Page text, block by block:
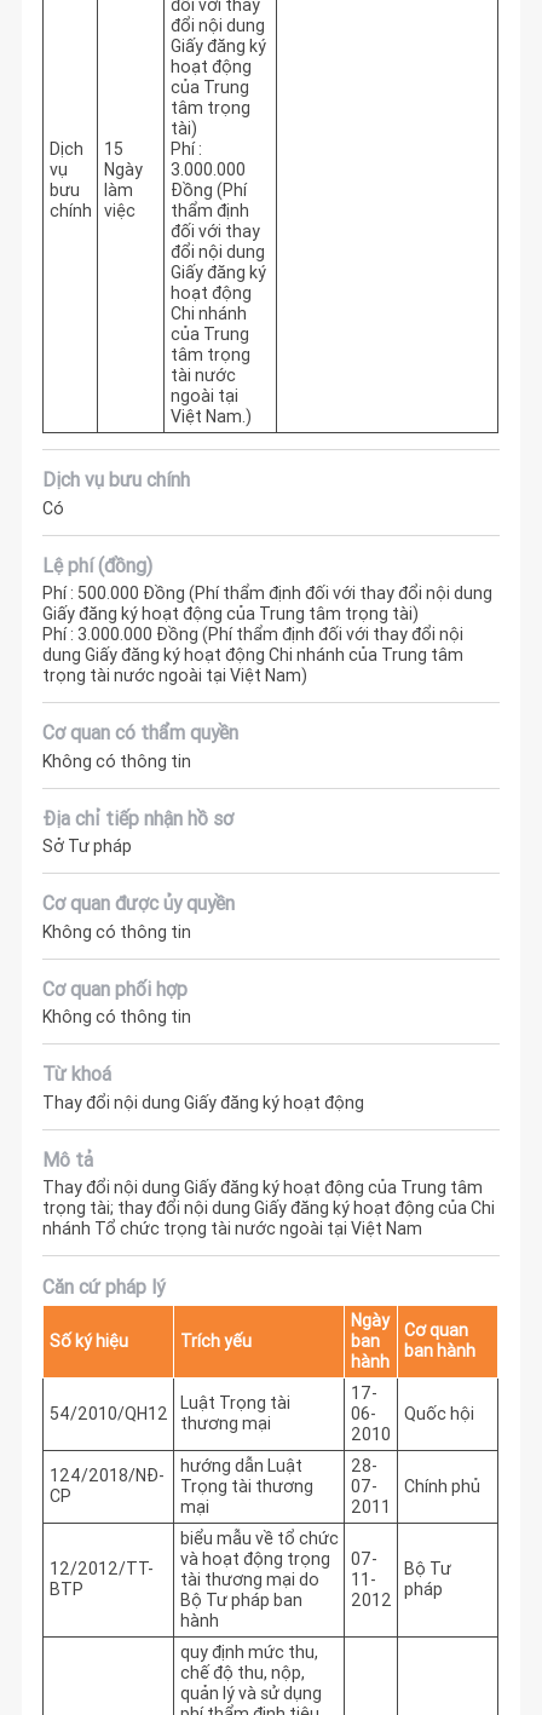
Dịch
vụ
bưu
chính
15
Ngày
làm
việc
đối với thay
đổi nội dung
Giấy đăng ký
hoạt động
của Trung
tâm trọng
tài)
Phí :
3.000.000
Đồng (Phí
thẩm định
đối với thay
đổi nội dung
Giấy đăng ký
hoạt động
Chi nhánh
của Trung
tâm trọng
tài nước
ngoài tại
Việt Nam.)
Dịch vụ bưu chính
Có
Lệ phí (đồng)
Phí : 500.000 Đồng (Phí thẩm định đối với thay đổi nội dung
Giấy đăng ký hoạt động của Trung tâm trọng tài)
Phí : 3.000.000 Đồng (Phí thẩm định đối với thay đổi nội
dung Giấy đăng ký hoạt động Chi nhánh của Trung tâm
trọng tài nước ngoài tại Việt Nam)
Cơ quan có thẩm quyền
Không có thông tin
Địa chỉ tiếp nhận hồ sơ
Sở Tư pháp
Cơ quan được ủy quyền
Không có thông tin
Cơ quan phối hợp
Không có thông tin
Từ khoá
Thay đổi nội dung Giấy đăng ký hoạt động
Mô tả
Thay đổi nội dung Giấy đăng ký hoạt động của Trung tâm
trọng tài; thay đổi nội dung Giấy đăng ký hoạt động của Chi
nhánh Tổ chức trọng tài nước ngoài tại Việt Nam
Căn cứ pháp lý
Số ký hiệu Trích yếu
Ngày
ban
hành
Cơ quan
ban hành
54/2010/QH12
Luật Trọng tài
thương mại
17-
06-
2010
Quốc hội
124/2018/NĐ-
CP
hướng dẫn Luật
Trọng tài thương
mại
28-
07-
2011
Chính phủ
12/2012/TT-
BTP
biểu mẫu về tổ chức
và hoạt động trọng
tài thương mại do
Bộ Tư pháp ban
hành
07-
11-
2012
Bộ Tư
pháp
quy định mức thu,
chế độ thu, nộp,
quản lý và sử dụng